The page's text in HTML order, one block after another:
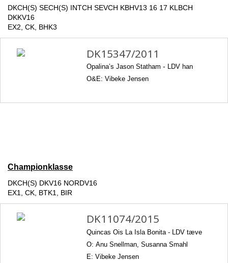
DKCH(S) SECH(S) INTCH SEVCH KBHV13 16 17 KLBCH
DKKV16
EX2, CK, BHK3
DK15347/2011
Opalina’s Jason Statham - LDV han
O&E: Vibeke Jensen
Championklasse
DKCH(S) DKV16 NORDV16
EX1, CK, BTK1, BIR
DK11074/2015
Quincas Ois La Isla Bonita - LDV tæve
O: Anu Snellman, Susanna Smahl
E: Vibeke Jensen